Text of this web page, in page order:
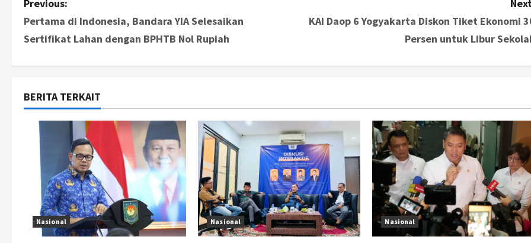
P
o
n
Previous:
Pertama di Indonesia, Bandara YIA Selesaikan
Sertifikat Lahan dengan BPHTB Nol Rupiah
KAI Daop 6 Yogyakarta Diskon Tiket Ekonomi
Persen untuk Libur
BERITA TERKAIT
Nasional Nasional Nasional